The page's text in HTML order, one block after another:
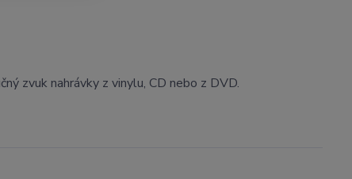
zvuk nahrávky z vinylu, CD nebo z DVD.